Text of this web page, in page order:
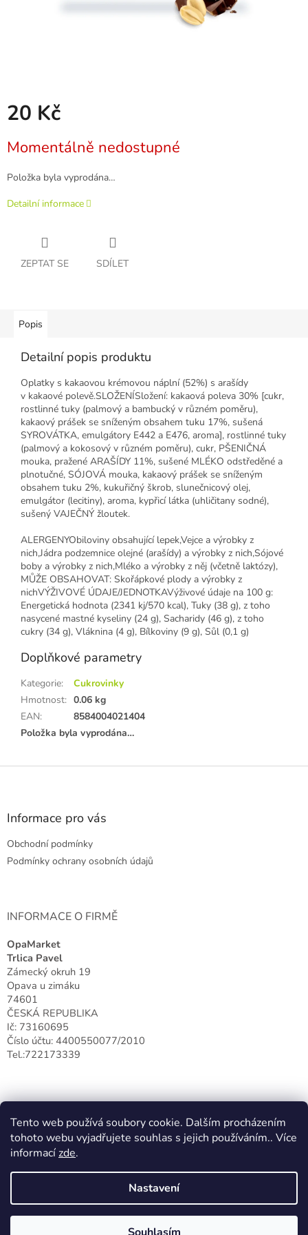
Tento web používá soubory cookie. Dalším procházením
tohoto webu vyjadřujete souhlas s jejich používáním.. Více
informacízde.
Nastavení
20 Kč
cena:
Momentálně nedostupné
Položka byla vyprodána…
Detailní informace
ZEPTAT SE SDÍLET
Popis
Detailní popis produktu
Oplatky s kakaovou krémovou náplní (52%) s arašídy
v kakaové polevě.SLOŽENÍSložení: kakaová poleva 30% [cukr,
rostlinné tuky (palmový a bambucký v různém poměru),
kakaový prášek se sníženým obsahem tuku 17%, sušená
SYROVÁTKA, emulgátory E442 a E476, aroma], rostlinné tuky
(palmový a kokosový v různém poměru), cukr, PŠENIČNÁ
mouka, pražené ARAŠÍDY 11%, sušené MLÉKO odstředěné a
plnotučné, SÓJOVÁ mouka, kakaový prášek se sníženým
obsahem tuku 2%, kukuřičný škrob, slunečnicový olej,
emulgátor (lecitiny), aroma, kypřicí látka (uhličitany sodné),
sušený VAJEČNÝ žloutek.
ALERGENYObiloviny obsahující lepek,Vejce a výrobky z
nich,Jádra podzemnice olejné (arašídy) a výrobky z nich,Sójové
boby a výrobky z nich,Mléko a výrobky z něj (včetně laktózy),
MŮŽE OBSAHOVAT: Skořápkové plody a výrobky z
nichVÝŽIVOVÉ ÚDAJE/JEDNOTKAVýživové údaje na 100 g:
Energetická hodnota (2341 kj/570 kcal), Tuky (38 g), z toho
nasycené mastné kyseliny (24 g), Sacharidy (46 g), z toho
cukry (34 g), Vláknina (4 g), Bílkoviny (9 g), Sůl (0,1 g)
Doplňkové parametry
Kategorie:
Cukrovinky
Hmotnost: 0.06 kg
EAN:
8584004021404
Položka byla vyprodána…
Z
Informace pro vás
Obchodní podmínky
Podmínky ochrany osobních údajů
INFORMACE O FIRMĚ
OpaMarket
Trlica Pavel
Zámecký okruh 19
Opava u zimáku
74601
ČESKÁ REPUBLIKA
Ič: 73160695
Číslo účtu: 4400550077/2010
Tel.:722173339
Vytvořil Shoptet
Opamarket S.R.O. Všechna práva vyhrazena.